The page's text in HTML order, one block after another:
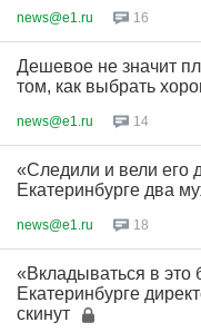
news@e1.ru 16
Дешевое не значит
том, как выбрать
news@e1.ru 14
«Следили и вели его
Екатеринбурге два
news@e1.ru 18
«Вкладываться в это
Екатеринбурге
скинут